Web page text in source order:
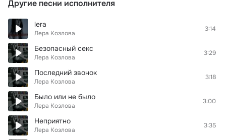
Другие песни исполнителя
lera
Лера Козлова
3:14
Безопасный секс
Лера Козлова
3:29
Последний звонок
Лера Козлова
3:18
Было или не было
Лера Козлова
3:00
Неприятно
Лера Козлова
3:35